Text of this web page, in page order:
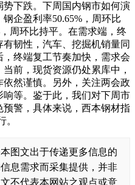
下跌。下周国内钢市如何演
企盈利率50.65%，周环比
周环比持平。在需求端，终
韧性，汽车、挖掘机销量同
终端复工节奏加快，需求会
前，现货资源仍处累库中，
然谨慎。另外，关注两会政
等。鉴于此，我们对下周市
警，具体来说，西本钢材指
。
图文出于传递更多信息的
息需求而采集提供，并非
不代表本网站之观点或意